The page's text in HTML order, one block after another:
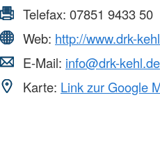
Telefax: 07851 9433 50
Web: http://www.drk-
E-Mail: info@drk-kehl.de
Karte: Link zur Google